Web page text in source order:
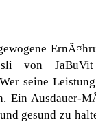
von
seine
Ein Ausdauer-
gesund zu